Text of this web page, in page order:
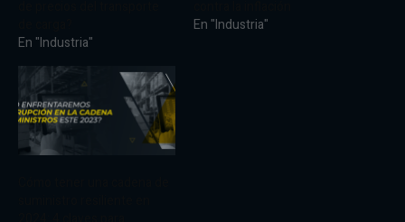
En "Industria"
En "Industria"